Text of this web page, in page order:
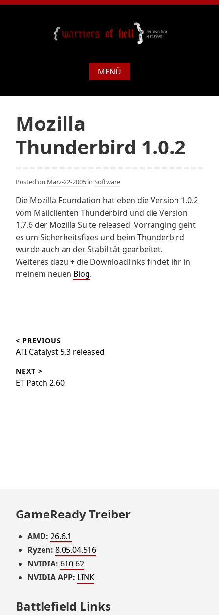
MENÜ
Mozilla
Thunderbird 1.0.2
Posted on März-22-2005 in Software
Die Mozilla Foundation hat eben die Version 1.0.2
vom Mailclienten Thunderbird und die Version
1.7.6 der Mozilla Suite released. Vorranging geht
es um Sicherheitsfixes und beim Thunderbird
wurde auch an der Stabilität gearbeitet.
Weiteres dazu + die Downloadlinks findet ihr in
meinem neuen Blog.
< PREVIOUS
ATI Catalyst 5.3 released
NEXT >
ET Patch 2.60
GameReady Treiber
AMD: 26.6.1
Ryzen: 8.05.04.516
NVIDIA: 610.62
NVIDIA APP: LINK
Battlefield Links